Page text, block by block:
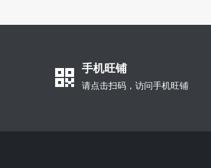
手机旺铺
请点击扫码，访问手机旺铺